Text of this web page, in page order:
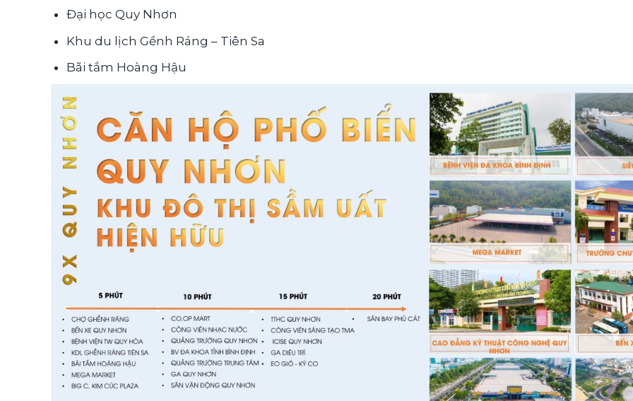
Đại học Quy Nhơn
Khu du lịch Gềnh Ráng – Tiên Sa
Bãi tắm Hoàng Hậu